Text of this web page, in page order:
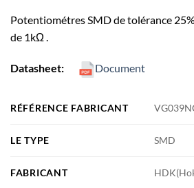
Potentiométres SMD de tolérance
de 1kΩ .
Datasheet: Document
RÉFÉRENCE FABRICANT
LE TYPE SMD
FABRICANT